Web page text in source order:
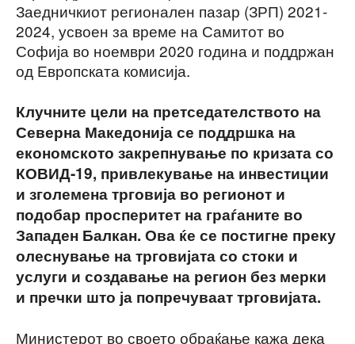
Заедничкиот регионален пазар (ЗРП) 2021-
2024, усвоен за време на Самитот во
Софија во ноември 2020 година и поддржан
од Европската комисија.
Клучните цели на претседателството на
Северна Македонија се поддршка на
економското закрепнување по кризата со
КОВИД-19, привлекување на инвестиции
и зголемена трговија во регионот и
подобар просперитет на граѓаните во
Западен Балкан. Ова ќе се постигне преку
олеснување на трговијата со стоки и
услуги и создавање на регион без мерки
и пречки што ја попречуваат трговијата.
Министерот во своето обраќање кажа дека